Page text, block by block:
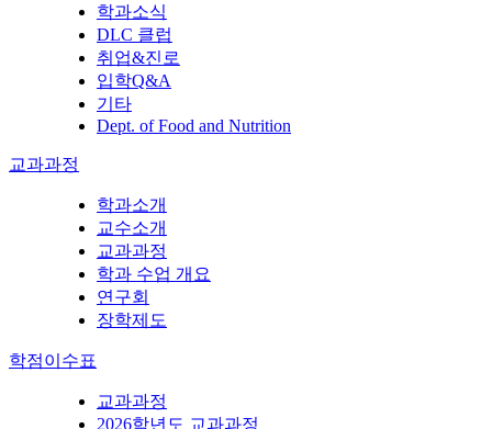
학과소식
DLC 클럽
취업&진로
입학Q&A
기타
Dept. of Food and Nutrition
교과과정
학과소개
교수소개
교과과정
학과 수업 개요
연구회
장학제도
학점이수표
교과과정
2026학년도 교과과정